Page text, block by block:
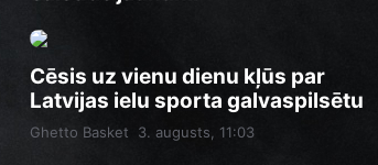
Cēsis uz vienu dienu kļūs par
Latvijas ielu sporta galvaspilsētu
Ghetto Basket 3. augusts, 11:03